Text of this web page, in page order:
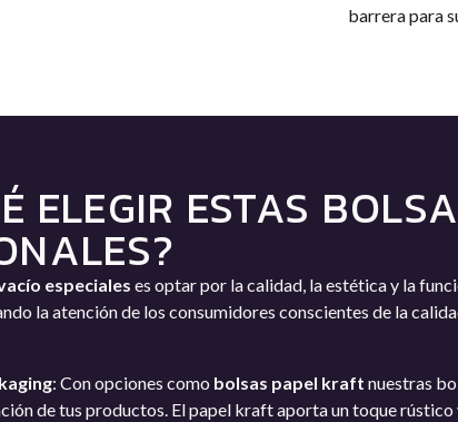
barrera para
ELEGIR ESTAS
especiales es optar por la calidad, la estética y la
la atención de los consumidores conscientes de la
: Con opciones como bolsas papel kraft nuestras
de tus productos. El papel kraft aporta un toque rústico